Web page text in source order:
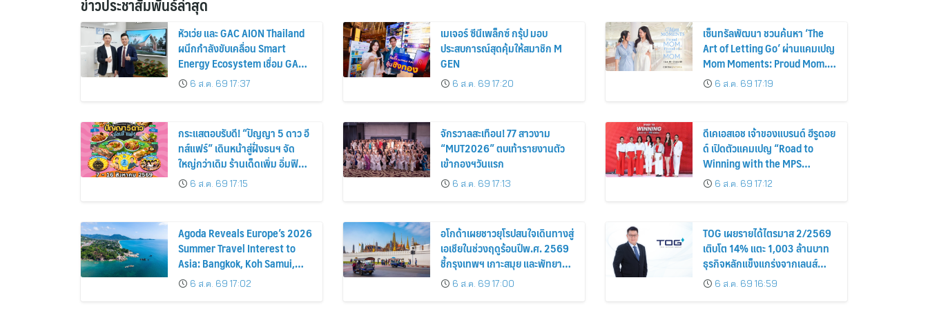
หัวเว่ย และ GAC AION Thailand
ผนึกกำลังขับเคลื่อน Smart
Energy Ecosystem เชื่อม GAC
GN8 PHEV รถยนต์ MPV ระดับ
พรีเมียม เข้ากับพลังงานแสง
6 ส.ค. 69 17:37
เมเจอร์ ซีนีเพล็กซ์ กรุ้ป มอบ
ประสบการณ์สุดคุ้มให้สมาชิก M
GEN
6 ส.ค. 69 17:20
เซ็นทรัลพัฒนา ชวนค้นหา ‘The
Art of Letting Go’ ผ่านแคมเปญ
Mom Moments: Proud Mom.
Proud of My Mom.
6 ส.ค. 69 17:19
กระแสตอบรับดี! “ปัญญา 5 ดาว อี
ทส์แฟร์” เดินหน้าสู่ฝั่งธนฯ จัด
ใหญ่กว่าเดิม ร้านเด็ดเพิ่ม อิ่มฟิน
10 วันเต็ม!
6 ส.ค. 69 17:15
จักรวาลสะเทือน! 77 สาวงาม
“MUT2026” ตบเท้ารายงานตัว
เข้ากองฯวันแรก
6 ส.ค. 69 17:13
ดีเคเอสเอช เจ้าของแบรนด์ ฮีรูดอย
ด์ เปิดตัวแคมเปญ “Road to
Winning with the MPS
Science”
6 ส.ค. 69 17:12
Agoda Reveals Europe’s 2026
Summer Travel Interest to
Asia: Bangkok, Koh Samui,
and Pattaya Among the Top
Cities
6 ส.ค. 69 17:02
อโกด้าเผยชาวยุโรปสนใจเดินทางสู่
เอเชียในช่วงฤดูร้อนปีพ.ศ. 2569
ชี้กรุงเทพฯ เกาะสมุย และพัทยา
ติดอันดับเมืองยอดนิยม
6 ส.ค. 69 17:00
TOG เผยรายได้ไตรมาส 2/2569
เติบโต 14% แตะ 1,003 ล้านบาท
ธุรกิจหลักแข็งแกร่งจากเลนส์
มูลค่าเพิ่ม และการขยายตลาดต่าง
ประเทศ พร้อมเดินหน้าลงทุนเพื่อ
6 ส.ค. 69 16:59